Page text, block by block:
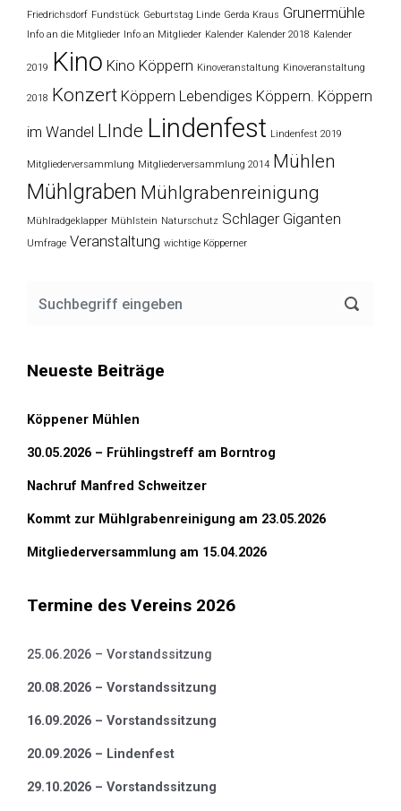
Friedrichsdorf Fundstück Geburtstag Linde Gerda Kraus Grunermühle
Info an die Mitglieder Info an Mitglieder Kalender Kalender 2018 Kalender
2019 Kino Kino Köppern Kinoveranstaltung Kinoveranstaltung
2018 Konzert Köppern Lebendiges Köppern. Köppern
im Wandel LInde Lindenfest Lindenfest 2019
Mitgliederversammlung Mitgliederversammlung 2014 Mühlen
Mühlgraben Mühlgrabenreinigung
Mühlradgeklapper Mühlstein Naturschutz Schlager Giganten
Umfrage Veranstaltung wichtige Köpperner
Neueste Beiträge
Köppener Mühlen
30.05.2026 – Frühlingstreff am Borntrog
Nachruf Manfred Schweitzer
Kommt zur Mühlgrabenreinigung am 23.05.2026
Mitgliederversammlung am 15.04.2026
Termine des Vereins 2026
25.06.2026 – Vorstandssitzung
20.08.2026 – Vorstandssitzung
16.09.2026 – Vorstandssitzung
20.09.2026 – Lindenfest
29.10.2026 – Vorstandssitzung